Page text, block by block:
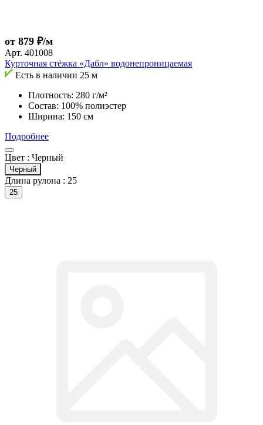
от 879 ₽/м
Арт. 401008
Курточная стёжка «Дабл» водонепроницаемая
Есть в наличии 25 м
Плотность: 280 г/м²
Состав: 100% полиэстер
Ширина: 150 см
Подробнее
Цвет : Черный
Черный
Длина рулона : 25
25